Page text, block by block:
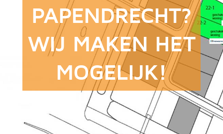
PAPENDRECHT?
WIJ MAKEN HET
MOGELIJK!